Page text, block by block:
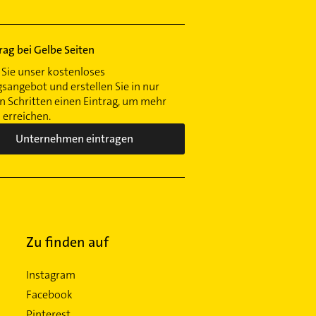
bei Gelbe Seiten
unser kostenloses
und erstellen Sie in nur
Schritten einen Eintrag, um mehr
erreichen.
Unternehmen eintragen
Zu finden auf
Instagram
Facebook